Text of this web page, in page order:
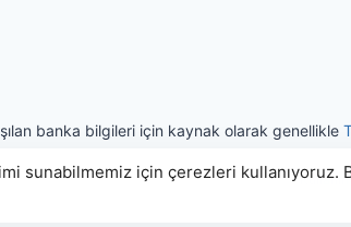
banka bilgileri için kaynak olarak genellikle
sunabilmemiz için çerezleri